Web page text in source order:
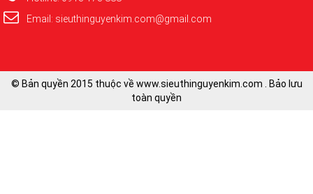
Email: sieuthinguyenkim.com@gmail.com
© Bản quyền 2015 thuộc về www.sieuthinguyenkim.com . Bảo lưu
toàn quyền